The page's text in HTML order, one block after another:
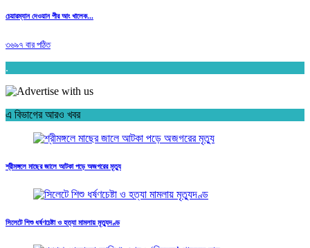
চেয়ারম্যান দেওয়ান পীর আং খালেক...
৩৬৯৭ বার পঠিত
.
এ বিভাগের আরও খবর
শ্রীমঙ্গলে মাছের জালে আটকা পড়ে অজগরের মৃত্যু
সিলেটে শিশু ধর্ষণচেষ্টা ও হত্যা মামলায় মৃত্যুদণ্ড